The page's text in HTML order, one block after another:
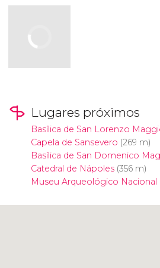
Lugares próximos
Basílica de San Lorenzo
Capela de Sansevero (269 m)
Basílica de San Domenico
Catedral de Nápoles(356 m)
Museu Arqueológico Nacional